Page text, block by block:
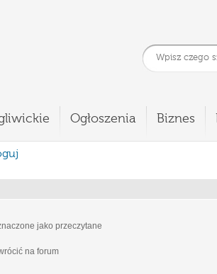
Ogłoszenia Biznes
jako przeczytane
na forum